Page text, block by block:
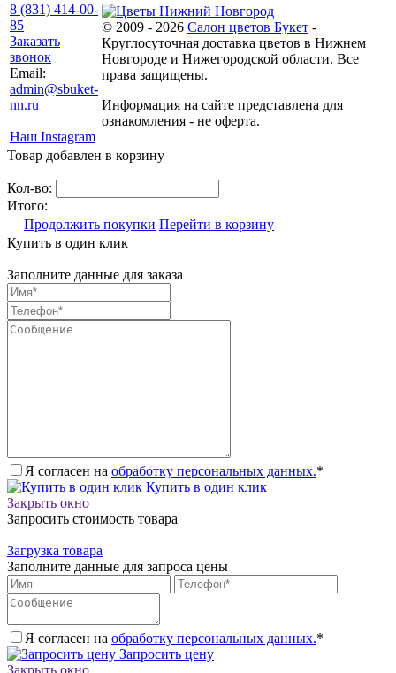
8 (831) 414-00-
85
Заказать
звонок
Email:
admin@sbuket-
nn.ru
Наш Instagram
© 2009 - 2026 Салон цветов Букет -
Круглосуточная доставка цветов в Нижнем
Новгороде и Нижегородской области. Все
права защищены.
Информация на сайте представлена для
ознакомления - не оферта.
Товар добавлен в корзину
Кол-во:
Итого:
Продолжить покупки Перейти в корзину
Купить в один клик
Заполните данные для заказа
Я согласен на обработку персональных данных.*
Купить в один клик
Закрыть окно
Запросить стоимость товара
Загрузка товара
Заполните данные для запроса цены
Я согласен на обработку персональных данных.*
Запросить цену
Закрыть окно